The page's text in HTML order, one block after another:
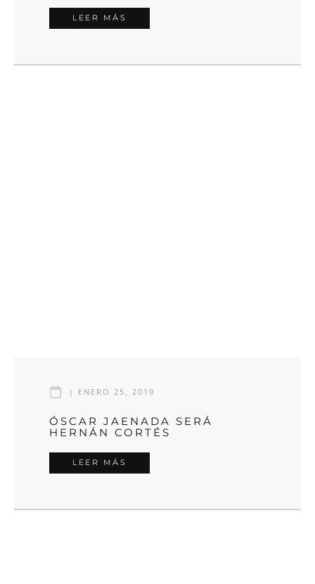
LEER MÁS
| ENERO 25, 2019
ÓSCAR JAENADA SERÁ
HERNÁN CORTÉS
LEER MÁS